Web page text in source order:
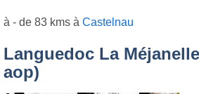
à - de 83 kms à Castelnau
Languedoc La
aop)